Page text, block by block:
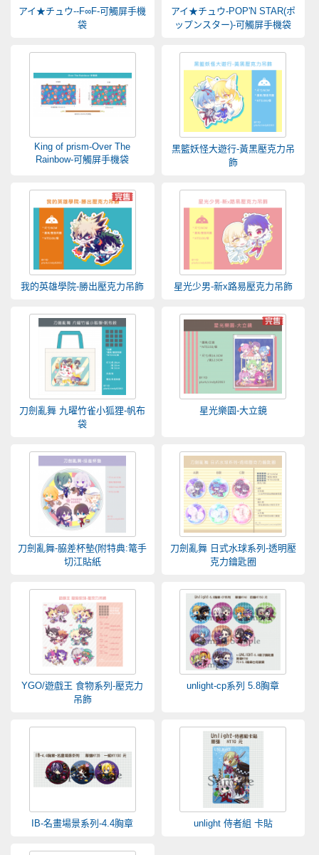
アイ★チュウ--F∞F-可觸屏手機
袋
アイ★チュウ-POP'N STAR(ポ
ップンスター)-可觸屏手機袋
King of prism-Over The
Rainbow-可觸屏手機袋
黑籃妖怪大遊行-黃黑壓克力吊
飾
我的英雄學院-勝出壓克力吊飾 星光少男-新x路易壓克力吊飾
刀劍亂舞 九曜竹雀小狐狸-帆布
袋
星光樂園-大立鏡
刀劍亂舞-脇差杯墊(附特典:篭手
切江貼紙
刀劍亂舞 日式水球系列-透明壓
克力鑰匙圈
YGO/遊戲王 食物系列-壓克力
吊飾
unlight-cp系列 5.8胸章
IB-名畫場景系列-4.4胸章 unlight 侍者組 卡貼